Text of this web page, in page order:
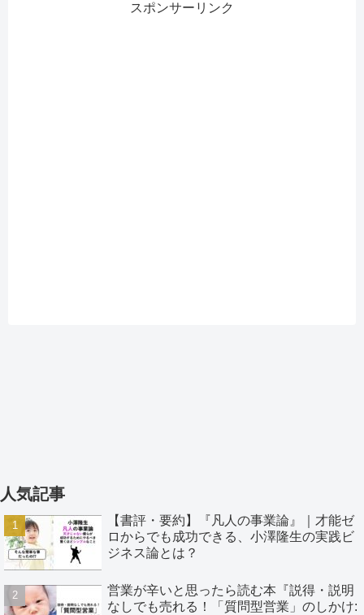
スポンサーリンク
人気記事
【書評・要約】『凡人の事業論』｜才能ゼ
ロからでも成功できる、小澤隆生の実践ビ
ジネス論とは？
営業が辛いと思ったら読む本『説得・説明
なしでも売れる！「質問型営業」のしかけ: